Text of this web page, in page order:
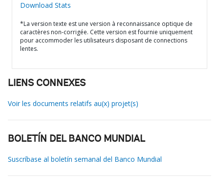
Download Stats
*La version texte est une version à reconnaissance optique de
caractères non-corrigée. Cette version est fournie uniquement
pour accommoder les utilisateurs disposant de connections
lentes.
LIENS CONNEXES
Voir les documents relatifs au(x) projet(s)
BOLETÍN DEL BANCO MUNDIAL
Suscríbase al boletín semanal del Banco Mundial